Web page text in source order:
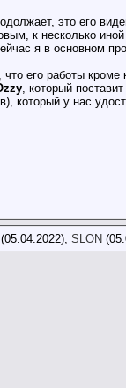
это его
к несколько
я в основном
его работы кроме
, который
который у нас
(05.04.2022), SLON